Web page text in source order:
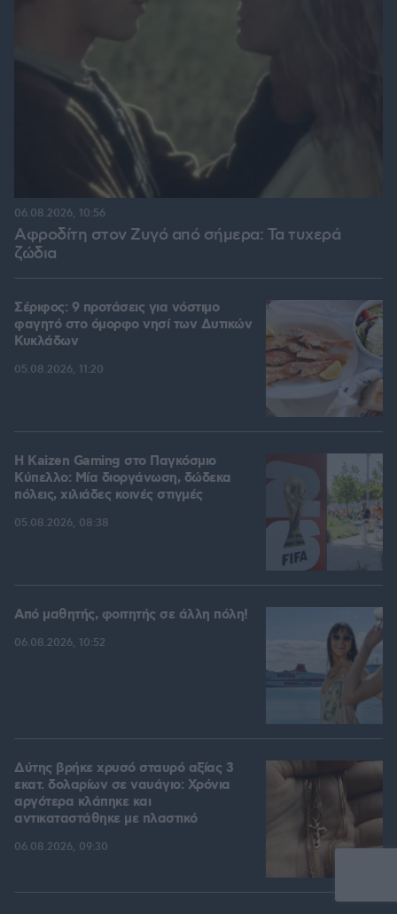
Αφροδίτη στον Ζυγό από σήμερα: Τα τυχερά
ζώδια
06.08.2026, 10:56
Σέριφος: 9 προτάσεις για νόστιμο
φαγητό στο όμορφο νησί των Δυτικών
Κυκλάδων
05.08.2026, 11:20
H Kaizen Gaming στο Παγκόσμιο
Kύπελλο: Μία διοργάνωση, δώδεκα
πόλεις, χιλιάδες κοινές στιγμές
05.08.2026, 08:38
Από μαθητής, φοιτητής σε άλλη πόλη!
06.08.2026, 10:52
Δύτης βρήκε χρυσό σταυρό αξίας 3
εκατ. δολαρίων σε ναυάγιο: Χρόνια
αργότερα κλάπηκε και
αντικαταστάθηκε με πλαστικό
06.08.2026, 09:30